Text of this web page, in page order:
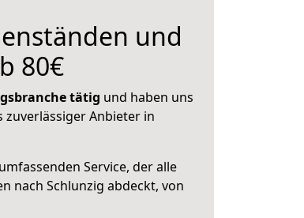
und
80€
tätig und haben uns
Anbieter in
Service, der alle
nach Schlunzig abdeckt, von